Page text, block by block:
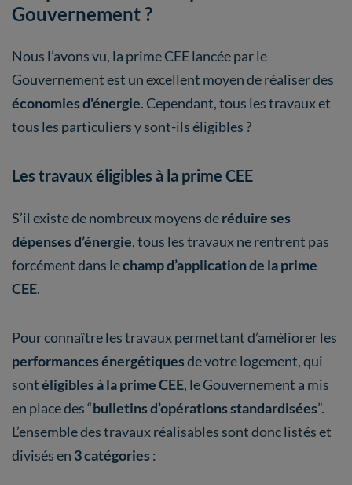
Gouvernement ?
Nous l’avons vu, la prime CEE lancée par le
Gouvernement est un excellent moyen de réaliser des
économies d'énergie. Cependant, tous les travaux et
tous les particuliers y sont-ils éligibles ?
Les travaux éligibles à la prime CEE
S’il existe de nombreux moyens deréduire ses
dépenses d’énergie, tous les travaux ne rentrent pas
forcément dans lechamp d’application de la prime
CEE.
Pour connaître les travaux permettant d’améliorer les
performances énergétiquesde votre logement, qui
sontéligibles à la prime CEE, le Gouvernement a mis
en place des “bulletins d’opérations standardisées”.
L’ensemble des travaux réalisables sont donc listés et
divisés en 3 catégories :